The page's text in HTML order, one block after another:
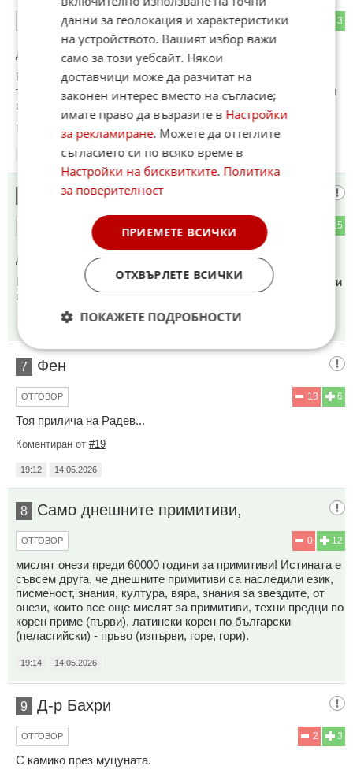
3
ОТГОВОР
До коментар #2 от "Последния Софиянец":
Но какво общо има със темата? Или отново да напишеш и
ти нещо, ей тъй, да си се разписал. В Петрохан са открили
цивилизация на 555 милиона години, джедаи са били.
Коментиран от
14.05.2026
Последния Софиянец
15
До коментар от "Това добре":
Пробвай с камък да си пробиеш зъб.Имали са инструменти
и умения от по стари цивилизации.
14.05.2026
7 Фен
6
13
ОТГОВОР
Тоя прилича на Радев...
Коментиран от #19
19:12 14.05.2026
8 Само днешните пpимитиви,
12
0
ОТГОВОР
мислят онези преди 60000 години за пpимитиви! Истината е
съвсем друга, че днешните пpимитиви са наследили език,
писменост, знания, култура, вяра, знания за звездите, от
онези, които все още мислят за пpимитиви, техни предци по
корен приме (първи), латински корен по български
(пеласгийски) - прьво (изпърви, горе, гори).
19:14 14.05.2026
9 Д-р Бахри
3
2
ОТГОВОР
С камико през муцуната.
данни за геолокация и характеристики
на устройството. Вашият избор важи
само за този уебсайт. Някои
доставчици може да разчитат на
законен интерес вместо на съгласие;
имате право да възразите в Настройки
за рекламиране. Можете да оттеглите
съгласието си по всяко време в
Настройки на бисквитките. Политика
за поверителност
ПРИЕМЕТЕ ВСИЧКИ
ОТХВЪРЛЕТЕ ВСИЧКИ
ПОКАЖЕТЕ ПОДРОБНОСТИ